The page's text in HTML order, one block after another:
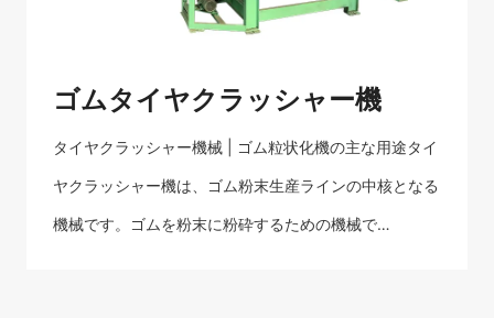
ゴムタイヤクラッシャー機
タイヤクラッシャー機械 | ゴム粒状化機の主な用途タイ
ヤクラッシャー機は、ゴム粉末生産ラインの中核となる
機械です。ゴムを粉末に粉砕するための機械で…